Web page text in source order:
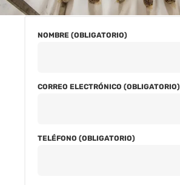
NOMBRE (OBLIGATORIO)
CORREO ELECTRÓNICO (OBLIGATORIO)
TELÉFONO (OBLIGATORIO)